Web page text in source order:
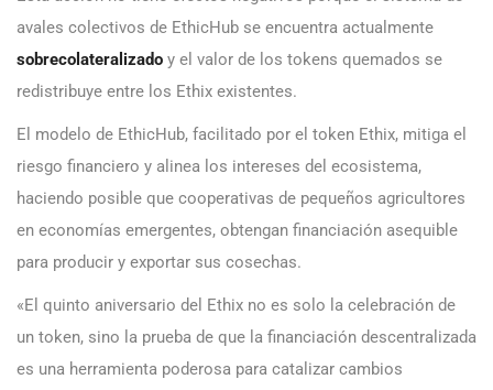
avales colectivos de EthicHub se encuentra actualmente
sobrecolateralizado y el valor de los tokens quemados se
redistribuye entre los Ethix existentes.
El modelo de EthicHub, facilitado por el token Ethix, mitiga el
riesgo financiero y alinea los intereses del ecosistema,
haciendo posible que cooperativas de pequeños agricultores
en economías emergentes, obtengan financiación asequible
para producir y exportar sus cosechas.
«El quinto aniversario del Ethix no es solo la celebración de
un token, sino la prueba de que la financiación descentralizada
es una herramienta poderosa para catalizar cambios